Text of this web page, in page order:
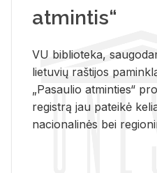
atmintis“
VU biblioteka,
lietuvių raštijos
„Pasaulio atminties“
registrą jau pateikė
nacionalinės bei